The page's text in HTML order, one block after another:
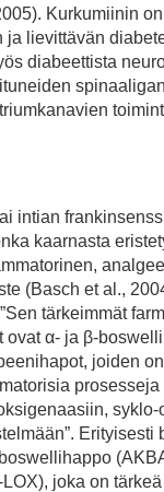
Kurkumiinin
ja lievittävän
diabeettista
intian
kaarnasta
(Basch et al.,
tärkeimmät
ovat α- ja β-
joiden
prosesseja
Erityisesti
joka on tärkeä